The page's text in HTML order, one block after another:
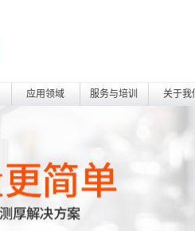
应用领域 服务与培训 关于我